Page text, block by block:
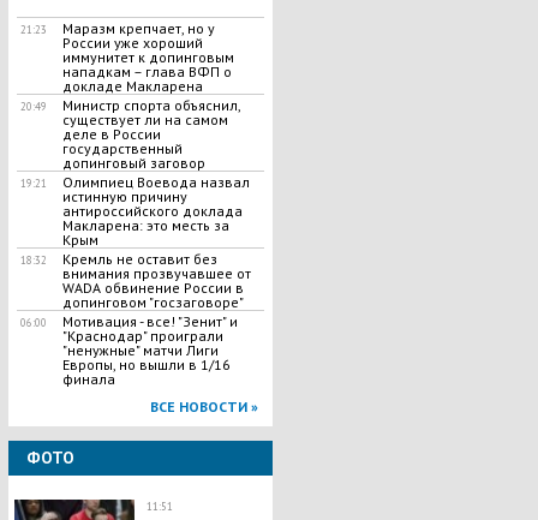
21:23
Маразм крепчает, но у
России уже хороший
иммунитет к допинговым
нападкам – глава ВФП о
докладе Макларена
20:49
Министр спорта объяснил,
существует ли на самом
деле в России
государственный
допинговый заговор
19:21
Олимпиец Воевода назвал
истинную причину
антироссийского доклада
Макларена: это месть за
Крым
18:32
Кремль не оставит без
внимания прозвучавшее от
WADA обвинение России в
допинговом "госзаговоре"
06:00
Мотивация - все! "Зенит" и
"Краснодар" проиграли
"ненужные" матчи Лиги
Европы, но вышли в 1/16
финала
ВСЕ НОВОСТИ »
ФОТО
11:51